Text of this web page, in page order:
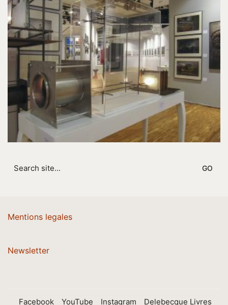
for:
Mentions legales
Newsletter
Facebook YouTube Instagram Delebecque Livres